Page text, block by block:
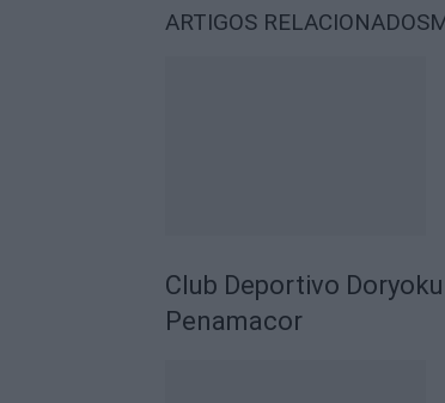
ARTIGOS RELACIONADOS
Club Deportivo
Penamacor